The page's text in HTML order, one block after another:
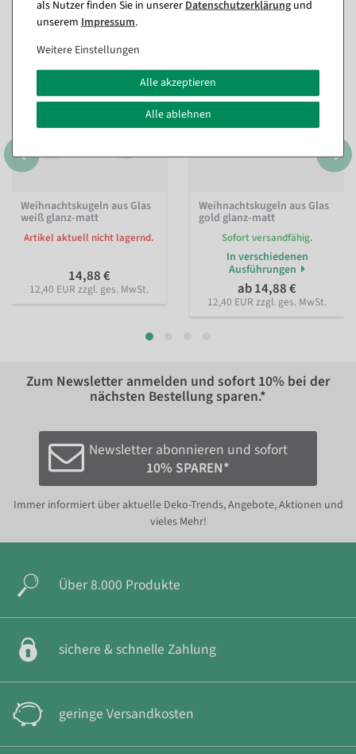
(8)
Weihnachtskugeln aus Glas
weiß glanz-matt
Artikel aktuell nicht lagernd.
14,88 €
12,40 EUR zzgl. ges. MwSt.
Weihnachtskugeln aus Glas
gold glanz-matt
Sofort versandfähig.
In verschiedenen
Ausführungen
ab 14,88 €
12,40 EUR zzgl. ges. MwSt.
Zum Newsletter anmelden und sofort 10% bei der
nächsten Bestellung sparen.*
Newsletter abonnieren und sofort
10% SPAREN*
Immer informiert über aktuelle Deko-Trends, Angebote, Aktionen und
vieles Mehr!
Über 8.000 Produkte
sichere & schnelle Zahlung
geringe Versandkosten
als Nutzer finden Sie in unsererDaten­schutz­erklärung und
unserem Impressum.
Weitere Einstellungen
Alle akzeptieren
Alle ablehnen